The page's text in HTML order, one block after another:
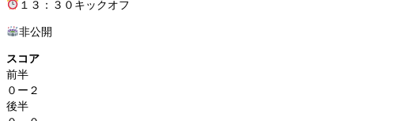
１３：３０キックオフ
非公開
スコア
前半
０ー２
後半